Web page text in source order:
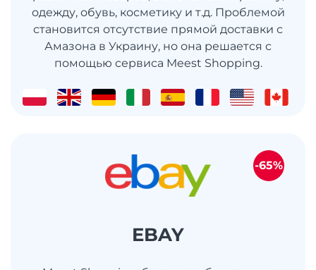
одежду, обувь, косметику и т.д. Проблемой
становится отсутствие прямой доставки с
Амазона в Украину, но она решается с
помощью сервиса Meest Shopping.
EBAY
-65%